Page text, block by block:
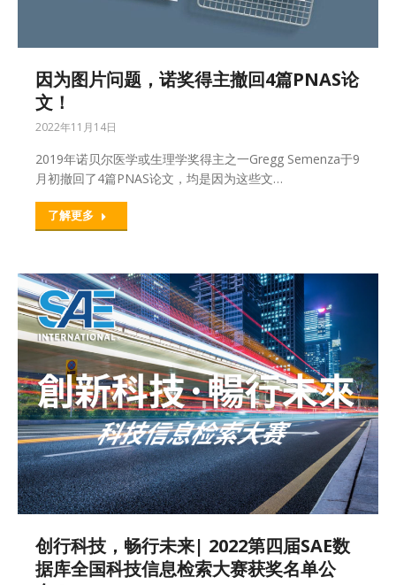
因为图片问题，诺奖得主撤回4篇PNAS论
文！
2022年11月14日
2019年诺贝尔医学或生理学奖得主之一Gregg Semenza于9
月初撤回了4篇PNAS论文，均是因为这些文…
了解更多
创行科技，畅行未来| 2022第四届SAE数
据库全国科技信息检索大赛获奖名单公